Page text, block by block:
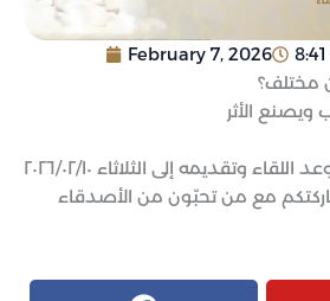
February 7, 2026
ويصنع الأثر
مع من تحبّون من الأصدقاء
Facebook
Instagram